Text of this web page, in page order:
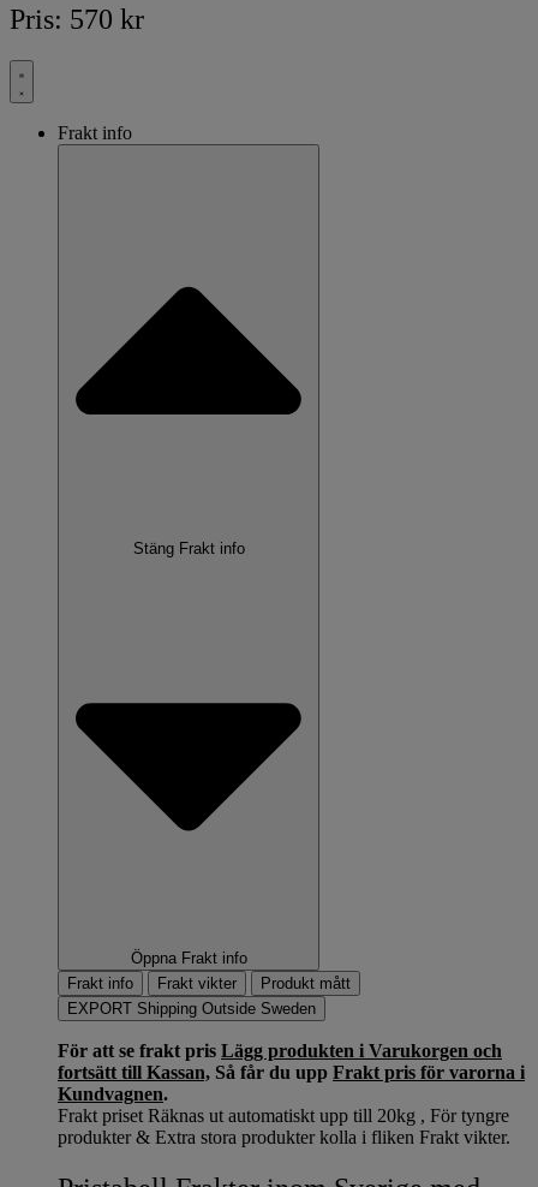
Pris: 570 kr
Frakt info
Stäng Frakt info
Öppna Frakt info
Frakt info
Frakt vikter
Produkt mått
EXPORT Shipping Outside Sweden
För att se frakt pris Lägg produkten i Varukorgen och
fortsätt till Kassan, Så får du upp Frakt pris för varorna i
Kundvagnen.
Frakt priset Räknas ut automatiskt upp till 20kg , För tyngre
produkter & Extra stora produkter kolla i fliken Frakt vikter.